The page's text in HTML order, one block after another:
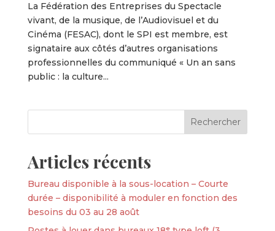
La Fédération des Entreprises du Spectacle
vivant, de la musique, de l’Audiovisuel et du
Cinéma (FESAC), dont le SPI est membre, est
signataire aux côtés d’autres organisations
professionnelles du communiqué « Un an sans
public : la culture...
Articles récents
Bureau disponible à la sous-location – Courte
durée – disponibilité à moduler en fonction des
besoins du 03 au 28 août